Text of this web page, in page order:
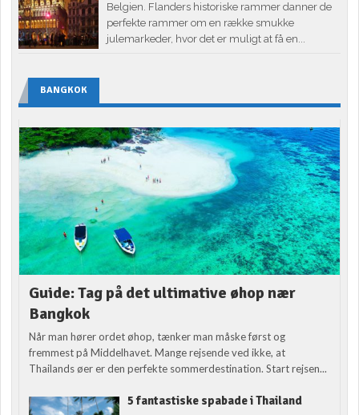
Belgien. Flanders historiske rammer danner de
perfekte rammer om en række smukke
julemarkeder, hvor det er muligt at få en...
BANGKOK
Guide: Tag på det ultimative øhop nær
Bangkok
Når man hører ordet øhop, tænker man måske først og
fremmest på Middelhavet. Mange rejsende ved ikke, at
Thailands øer er den perfekte sommerdestination. Start rejsen...
5 fantastiske spabade i Thailand